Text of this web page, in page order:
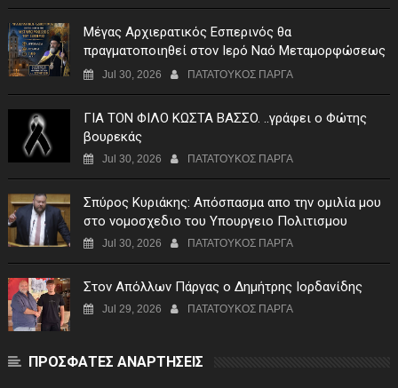
Μέγας Αρχιερατικός Εσπερινός θα
πραγματοποιηθεί στον Ιερό Ναό Μεταμορφώσεως
του Σωτήρος Σταυροχωρίου στης 5 Αυγούστου
Jul 30, 2026 ΠΑΤΑΤΟΥΚΟΣ ΠΑΡΓΑ
ΓIA TON ΦIΛO KΩΣTA BAΣΣO. ..γράφει ο Φώτης
βουρεκάς
Jul 30, 2026 ΠΑΤΑΤΟΥΚΟΣ ΠΑΡΓΑ
Σπύρος Κυριάκης: Απόσπασμα απο την ομιλία μου
στο νομοσχεδιο του Υπουργειο Πολιτισμου
Jul 30, 2026 ΠΑΤΑΤΟΥΚΟΣ ΠΑΡΓΑ
Στον Απόλλων Πάργας ο Δημήτρης Ιορδανίδης
Jul 29, 2026 ΠΑΤΑΤΟΥΚΟΣ ΠΑΡΓΑ
ΠΡΟΣΦΑΤΕΣ ΑΝΑΡΤΗΣΕΙΣ